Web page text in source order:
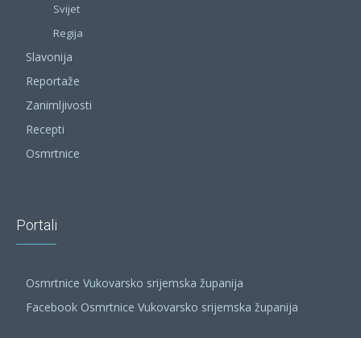
Svijet
Regija
Slavonija
Reportaže
Zanimljivosti
Recepti
Osmrtnice
Portali
Osmrtnice Vukovarsko srijemska županija
Facebook Osmrtnice Vukovarsko srijemska županija